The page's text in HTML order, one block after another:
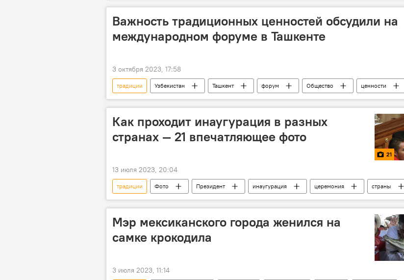
Важность традиционных ценностей обсудили на
международном форуме в Ташкенте
3 октября 2023, 17:58
традиции Узбекистан Ташкент форум Общество ценности
Как проходит инаугурация в разных
странах — 21 впечатляющее фото
21
13 июля 2023, 20:04
традиции Фото Президент инаугурация церемония страны
Мэр мексиканского города женился на
самке крокодила
3 июля 2023, 11:14